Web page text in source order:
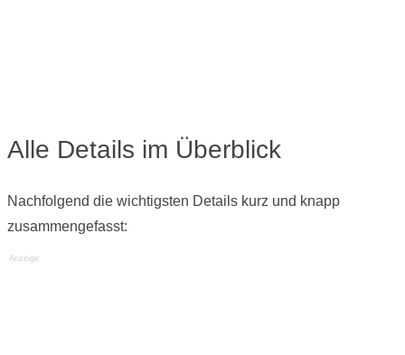
Alle Details im Überblick
Nachfolgend die wichtigsten Details kurz und knapp
zusammengefasst:
Anzeige